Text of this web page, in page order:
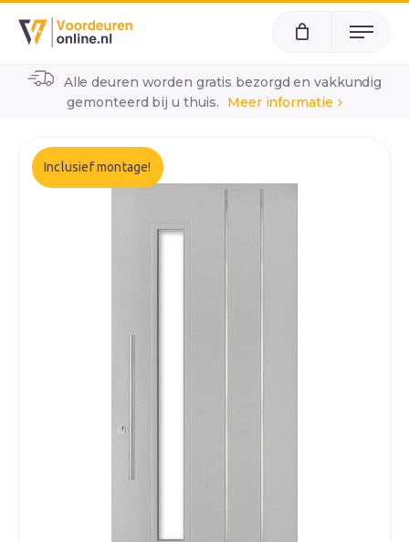
Alle deuren worden gratis bezorgd en vakkundig
gemonteerd bij u thuis.
Meer informatie
Menu
alle voordeuren wk2023
Inclusief montage!